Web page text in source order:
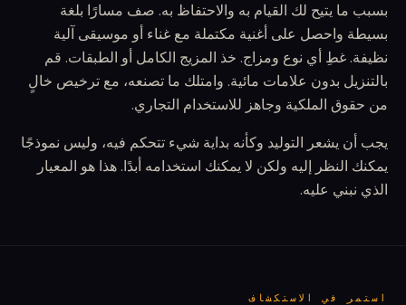
بسبب ما يتيح لك القيام به والاحتفاظ به. صف مسارًا بلغة
بسيطة واحصل على أغنية مكتملة مع غناء أو موسيقى آلية
نظيفة. غطِ أي نوع ومزاج. خذ المزيج الكامل أو الطبقات. قم
بالتنزيل بدون علامات مائية. وامتلك ما تصنعه، مع ترخيص خالٍ
من حقوق الملكية وجاهز للاستخدام التجاري.
يجب أن يشعر التوليد وكأنه بداية شيء تتحكم فيه، وليس نموذجًا
يمكنك النظر إليه ولكن لا يمكنك استخدامه أبدًا. هذا هو المعيار
الذي نبني عليه.
استمر في الاستكشاف